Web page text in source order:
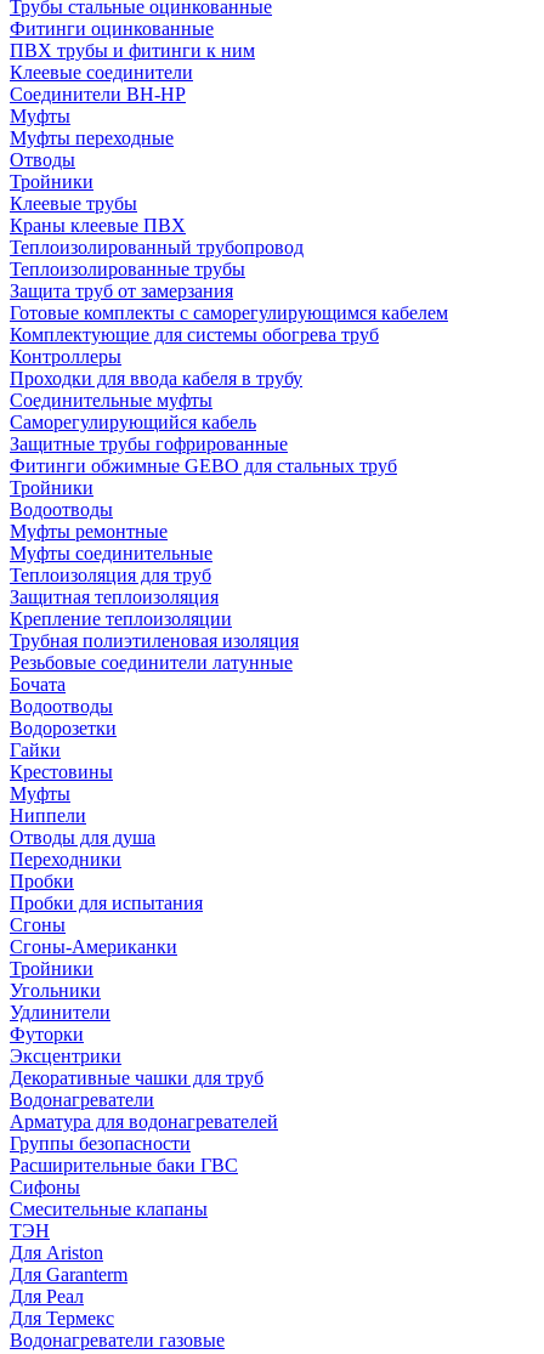
Трубы стальные оцинкованные
Фитинги оцинкованные
ПВХ трубы и фитинги к ним
Клеевые соединители
Соединители ВН-НР
Муфты
Муфты переходные
Отводы
Тройники
Клеевые трубы
Краны клеевые ПВХ
Теплоизолированный трубопровод
Теплоизолированные трубы
Защита труб от замерзания
Готовые комплекты с саморегулирующимся кабелем
Комплектующие для системы обогрева труб
Контроллеры
Проходки для ввода кабеля в трубу
Соединительные муфты
Саморегулирующийся кабель
Защитные трубы гофрированные
Фитинги обжимные GEBO для стальных труб
Тройники
Водоотводы
Муфты ремонтные
Муфты соединительные
Теплоизоляция для труб
Защитная теплоизоляция
Крепление теплоизоляции
Трубная полиэтиленовая изоляция
Резьбовые соединители латунные
Бочата
Водоотводы
Водорозетки
Гайки
Крестовины
Муфты
Ниппели
Отводы для душа
Переходники
Пробки
Пробки для испытания
Сгоны
Сгоны-Американки
Тройники
Угольники
Удлинители
Футорки
Эксцентрики
Декоративные чашки для труб
Водонагреватели
Арматура для водонагревателей
Группы безопасности
Расширительные баки ГВС
Сифоны
Смесительные клапаны
ТЭН
Для Ariston
Для Garanterm
Для Реал
Для Термекс
Водонагреватели газовые